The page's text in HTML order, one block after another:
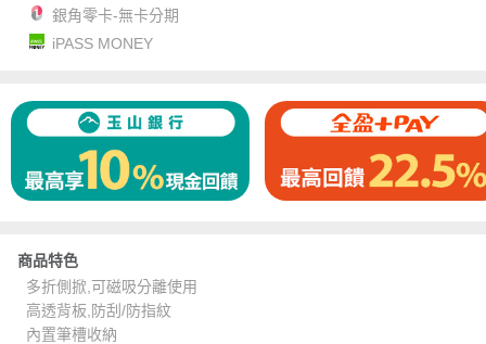
銀角零卡-無卡分期
iPASS MONEY
商品特色
多折側掀,可磁吸分離使用
高透背板,防刮/防指紋
內置筆槽收納